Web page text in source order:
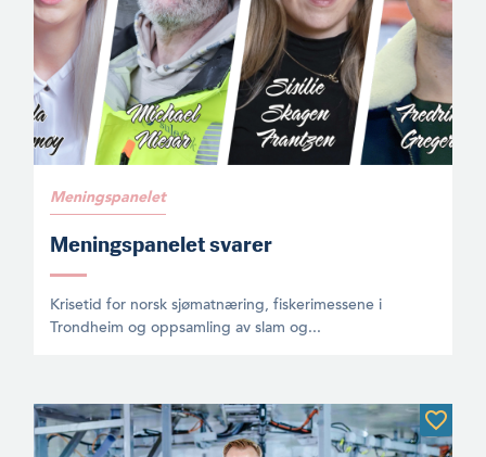
Meningspanelet
Meningspanelet svarer
Krisetid for norsk sjømatnæring, fiskerimessene i
Trondheim og oppsamling av slam og...